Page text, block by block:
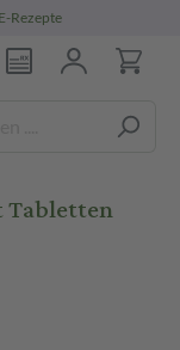
Rezepte
Tabletten